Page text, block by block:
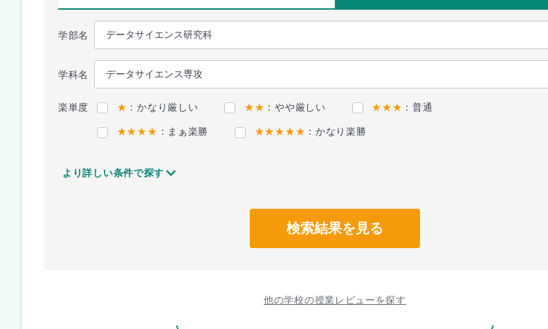
学部名
学科名
楽単度 ★ ：かなり厳しい ★★ ：やや厳しい ★★★ ：普通
★★★★ ：まぁ楽勝 ★★★★★ ：かなり楽勝
より詳しい条件で探す
検索結果を見る
他の学校の授業レビューを探す